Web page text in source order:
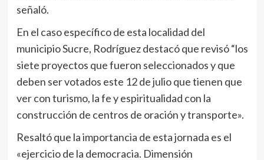
señaló.
En el caso específico de esta localidad del
municipio Sucre, Rodríguez destacó que revisó “los
siete proyectos que fueron seleccionados y que
deben ser votados este 12 de julio que tienen que
ver con turismo, la fe y espiritualidad con la
construcción de centros de oración y transporte».
Resaltó que la importancia de esta jornada es el
«ejercicio de la democracia. Dimensión